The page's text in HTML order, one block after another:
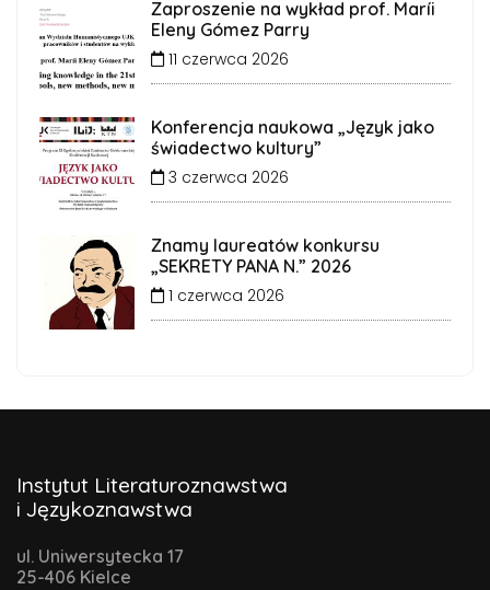
Zaproszenie na wykład prof. Maríi
Eleny Gómez Parry
11 czerwca 2026
Konferencja naukowa „Język jako
świadectwo kultury”
3 czerwca 2026
Znamy laureatów konkursu
„SEKRETY PANA N.” 2026
1 czerwca 2026
Instytut Literaturoznawstwa
i Językoznawstwa
ul. Uniwersytecka 17
25-406 Kielce